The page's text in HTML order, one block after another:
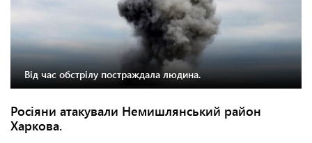
Від час обстрілу постраждала людина.
Росіяни атакували Немишлянський район
Харкова.